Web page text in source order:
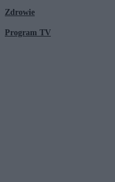
Zdrowie
Program TV